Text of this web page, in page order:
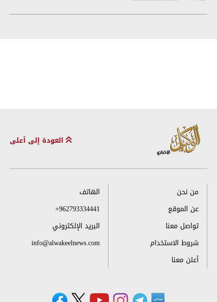
العودة إلى أعلى
من نحن
عن الموقع
تواصل معنا
شروط الاستخدام
أعلن معنا
الهاتف
+962793334441
البريد الإلكتروني
info@alwakeelnews.com